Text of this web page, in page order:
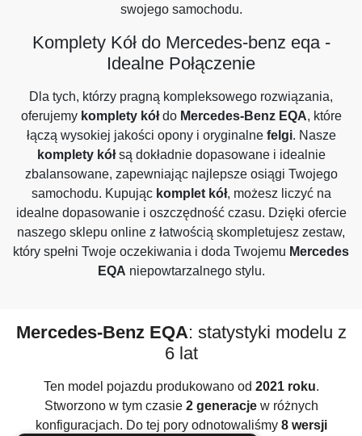
swojego samochodu.
Komplety Kół do Mercedes-benz eqa -
Idealne Połączenie
Dla tych, którzy pragną kompleksowego rozwiązania,
oferujemy komplety kółdo Mercedes-Benz EQA, które
łączą wysokiej jakości opony i oryginalne felgi. Nasze
komplety kółsą dokładnie dopasowane i idealnie
zbalansowane, zapewniając najlepsze osiągi Twojego
samochodu. Kupując komplet kół, możesz liczyć na
idealne dopasowanie i oszczędność czasu. Dzięki ofercie
naszego sklepu online z łatwością skompletujesz zestaw,
który spełni Twoje oczekiwania i doda Twojemu Mercedes
EQA niepowtarzalnego stylu.
Mercedes-Benz EQA: statystyki modelu z
6 lat
Ten model pojazdu produkowano od 2021 roku.
Stworzono w tym czasie 2 generacjew różnych
konfiguracjach. Do tej pory odnotowaliśmy 8 wersji